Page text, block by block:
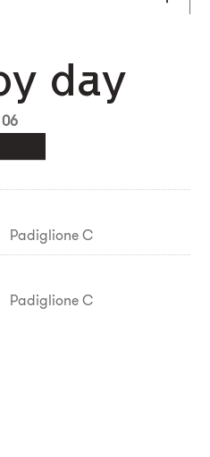
day
06
Padiglione C
Padiglione C